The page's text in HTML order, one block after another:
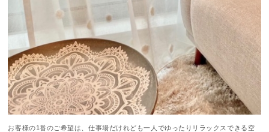
お客様の1番のご希望は、仕事場だけれども一人でゆったりリラックスできる空